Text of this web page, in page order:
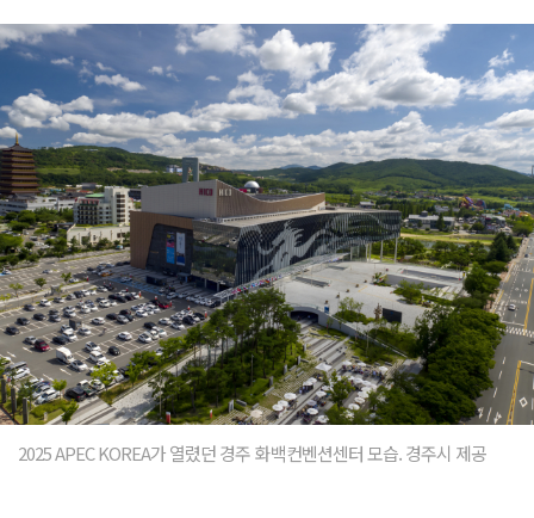
2025 APEC KOREA가 열렸던 경주 화백컨벤션센터 모습. 경주시 제공